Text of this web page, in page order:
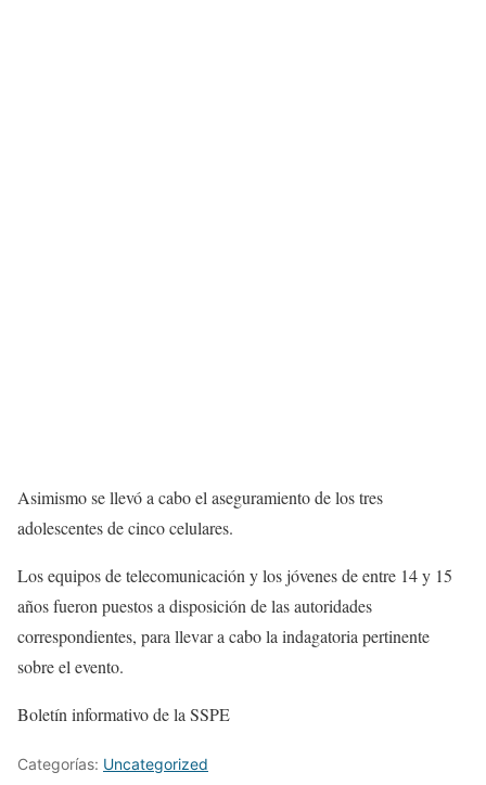
Asimismo se llevó a cabo el aseguramiento de los tres
adolescentes de cinco celulares.
Los equipos de telecomunicación y los jóvenes de entre 14 y 15
años fueron puestos a disposición de las autoridades
correspondientes, para llevar a cabo la indagatoria pertinente
sobre el evento.
Boletín informativo de la SSPE
Categorías: Uncategorized